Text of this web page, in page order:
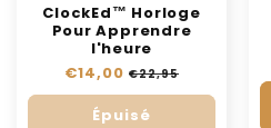
ClockEd™ Horloge
Pour Apprendre
l'heure
Prix
habituel
€14,00 Prix
soldé
€22,95
Épuisé